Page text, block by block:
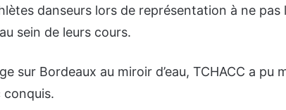
danseurs lors de représentation à ne pas
sein de leurs cours.
sur Bordeaux au miroir d’eau, TCHACC a pu